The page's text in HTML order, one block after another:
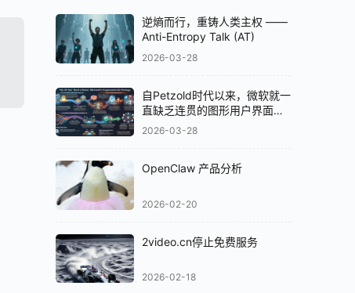
逆熵而行，重铸人类主权 ——
Anti-Entropy Talk (AT)
2026-03-28
自Petzold时代以来，微软就一
直缺乏连贯的图形用户界面
（GUI）策略
2026-03-28
OpenClaw 产品分析
2026-02-20
2video.cn停止免费服务
2026-02-18